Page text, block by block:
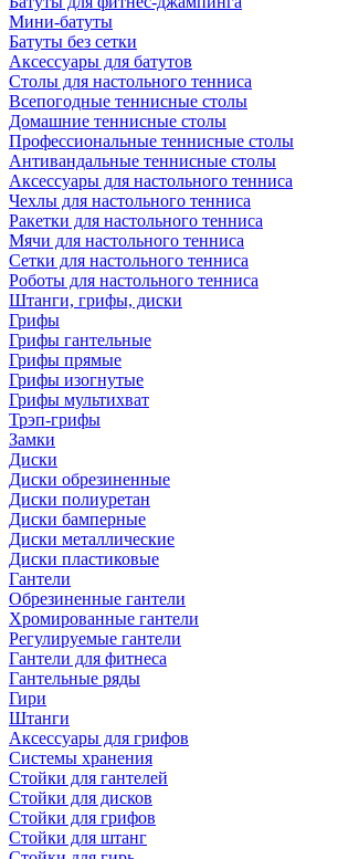
Мини-батуты
Батуты без сетки
Аксессуары для батутов
Столы для настольного тенниса
Всепогодные теннисные столы
Домашние теннисные столы
Профессиональные теннисные столы
Антивандальные теннисные столы
Аксессуары для настольного тенниса
Чехлы для настольного тенниса
Ракетки для настольного тенниса
Мячи для настольного тенниса
Сетки для настольного тенниса
Роботы для настольного тенниса
Штанги, грифы, диски
Грифы
Грифы гантельные
Грифы прямые
Грифы изогнутые
Грифы мультихват
Трэп-грифы
Замки
Диски
Диски обрезиненные
Диски полиуретан
Диски бамперные
Диски металлические
Диски пластиковые
Гантели
Обрезиненные гантели
Хромированные гантели
Регулируемые гантели
Гантели для фитнеса
Гантельные ряды
Гири
Штанги
Аксессуары для грифов
Системы хранения
Стойки для гантелей
Стойки для дисков
Стойки для грифов
Стойки для штанг